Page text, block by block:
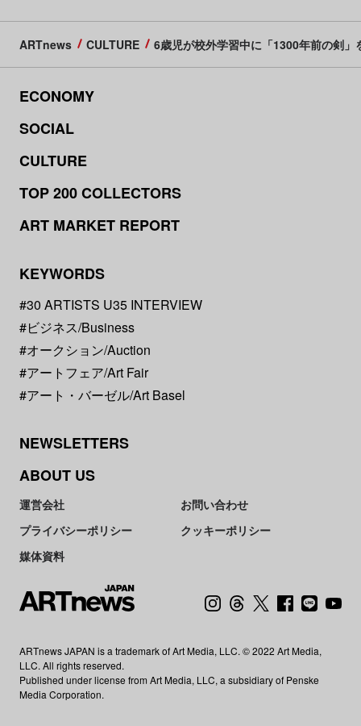
ARTnews CULTURE 6歳児が校外学習中に「1300年前の剣
ECONOMY
SOCIAL
CULTURE
TOP 200 COLLECTORS
ART MARKET REPORT
KEYWORDS
#30 ARTISTS U35 INTERVIEW
#ビジネス/Business
#オークション/Auction
#アートフェア/Art Fair
#アート・バーゼル/Art Basel
NEWSLETTERS
ABOUT US
運営会社
お問い合わせ
プライバシーポリシー
クッキーポリシー
媒体資料
ARTnews JAPAN is a trademark of Art Media, LLC. © 2022 Art Media,
LLC. All rights reserved.
Published under license from Art Media, LLC, a subsidiary of Penske
Media Corporation.